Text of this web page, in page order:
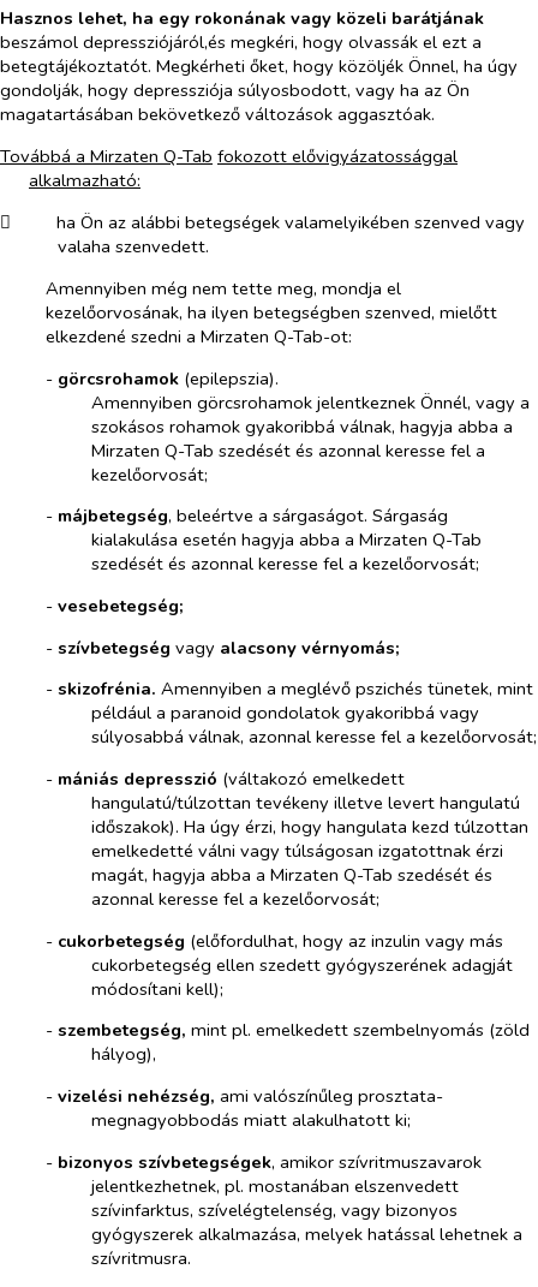
Hasznos lehet, ha egy rokonának vagy közeli barátjának
beszámol depressziójáról,és megkéri, hogy olvassák el ezt a
betegtájékoztatót. Megkérheti őket, hogy közöljék Önnel, ha úgy
gondolják, hogy depressziója súlyosbodott, vagy ha az Ön
magatartásában bekövetkező változások aggasztóak.
Továbbá a Mirzaten Q-Tab fokozott elővigyázatossággal
alkalmazható:
​
ha Ön az alábbi betegségek valamelyikében szenved vagy
valaha szenvedett.
Amennyiben még nem tette meg, mondja el
kezelőorvosának, ha ilyen betegségben szenved, mielőtt
elkezdené szedni a Mirzaten Q-Tab-ot:
-​ görcsrohamok (epilepszia).
Amennyiben görcsrohamok jelentkeznek Önnél, vagy a
szokásos rohamok gyakoribbá válnak, hagyja abba a
Mirzaten Q-Tab szedését és azonnal keresse fel a
kezelőorvosát;
-​ májbetegség, beleértve a sárgaságot. Sárgaság
kialakulása esetén hagyja abba a Mirzaten Q-Tab
szedését és azonnal keresse fel a kezelőorvosát;
-​ vesebetegség;
-​ szívbetegség vagy alacsony vérnyomás;
-​ skizofrénia. Amennyiben a meglévő pszichés tünetek, mint
például a paranoid gondolatok gyakoribbá vagy
súlyosabbá válnak, azonnal keresse fel a kezelőorvosát;
-​ mániás depresszió (váltakozó emelkedett
hangulatú/túlzottan tevékeny illetve levert hangulatú
időszakok). Ha úgy érzi, hogy hangulata kezd túlzottan
emelkedetté válni vagy túlságosan izgatottnak érzi
magát, hagyja abba a Mirzaten Q-Tab szedését és
azonnal keresse fel a kezelőorvosát;
-​ cukorbetegség (előfordulhat, hogy az inzulin vagy más
cukorbetegség ellen szedett gyógyszerének adagját
módosítani kell);
-​ szembetegség, mint pl. emelkedett szembelnyomás (zöld
hályog),
-​ vizelési nehézség, ami valószínűleg prosztata-
megnagyobbodás miatt alakulhatott ki;
-​ bizonyos szívbetegségek, amikor szívritmuszavarok
jelentkezhetnek, pl. mostanában elszenvedett
szívinfarktus, szívelégtelenség, vagy bizonyos
gyógyszerek alkalmazása, melyek hatással lehetnek a
szívritmusra.